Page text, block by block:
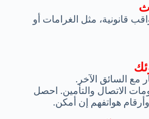
قانونية، مثل الغرامات أو
مع السائق الآخر.
الاتصال والتأمين. احصل
هواتفهم إن أمكن.